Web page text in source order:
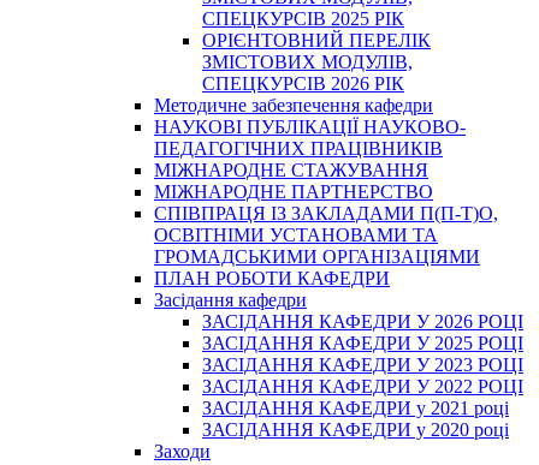
СПЕЦКУРСІВ 2025 РІК
ОРІЄНТОВНИЙ ПЕРЕЛІК
ЗМІСТОВИХ МОДУЛІВ,
СПЕЦКУРСІВ 2026 РІК
Методичне забезпечення кафедри
НАУКОВІ ПУБЛІКАЦІЇ НАУКОВО-
ПЕДАГОГІЧНИХ ПРАЦІВНИКІВ
МІЖНАРОДНЕ СТАЖУВАННЯ
МІЖНАРОДНЕ ПАРТНЕРСТВО
СПІВПРАЦЯ ІЗ ЗАКЛАДАМИ П(П-Т)О,
ОСВІТНІМИ УСТАНОВАМИ ТА
ГРОМАДСЬКИМИ ОРГАНІЗАЦІЯМИ
ПЛАН РОБОТИ КАФЕДРИ
Засідання кафедри
ЗАСІДАННЯ КАФЕДРИ У 2026 РОЦІ
ЗАСІДАННЯ КАФЕДРИ У 2025 РОЦІ
ЗАСІДАННЯ КАФЕДРИ У 2023 РОЦІ
ЗАСІДАННЯ КАФЕДРИ У 2022 РОЦІ
ЗАСІДАННЯ КАФЕДРИ у 2021 році
ЗАСІДАННЯ КАФЕДРИ у 2020 році
Заходи